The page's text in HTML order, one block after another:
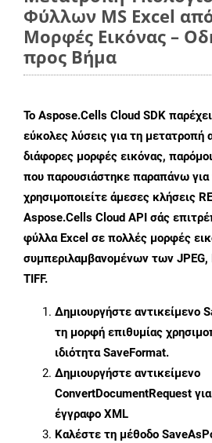
Φύλλων MS Excel
Μορφές Εικόνας –
προς Βήμα
Το Aspose.Cells Cloud SDK
εύκολες λύσεις για τη μετατροπή
διάφορες μορφές εικόνας,
που παρουσιάστηκε παραπάνω για
χρησιμοποιείτε άμεσες κλήσεις
Aspose.Cells Cloud API σάς
φύλλα Excel σε πολλές μορφές
συμπεριλαμβανομένων των JPEG,
TIFF.
Δημιουργήστε αντικείμενο
τη μορφή επιθυμίας
ιδιότηταSaveFormat.
Δημιουργήστε αντικείμενο
ConvertDocumentRequest
έγγραφο XML
Καλέστε τη μέθοδο